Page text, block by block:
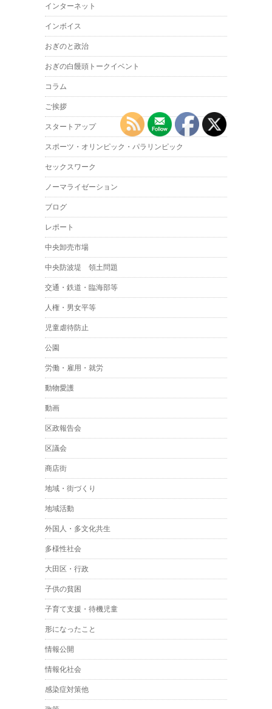
インターネット
インボイス
おぎのと政治
おぎの白饅頭トークイベント
コラム
ご挨拶
スタートアップ
スポーツ・オリンピック・パラリンピック
セックスワーク
ノーマライゼーション
ブログ
レポート
中央卸売市場
中央防波堤 領土問題
交通・鉄道・臨海部等
人権・男女平等
児童虐待防止
公園
労働・雇用・就労
動物愛護
動画
区政報告会
区議会
商店街
地域・街づくり
地域活動
外国人・多文化共生
多様性社会
大田区・行政
子供の貧困
子育て支援・待機児童
形になったこと
情報公開
情報化社会
感染症対策他